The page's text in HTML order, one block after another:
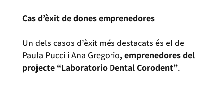
Cas d’èxit de dones emprenedores
Un dels casos d’èxit més destacats és el de
Paula Pucci i Ana Gregorio, emprenedores del
projecte “Laboratorio Dental Corodent”.